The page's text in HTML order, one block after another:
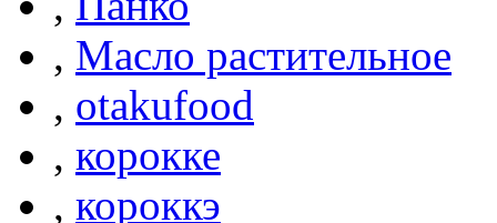
, Масло растительное
, otakufood
, корокке
, короккэ